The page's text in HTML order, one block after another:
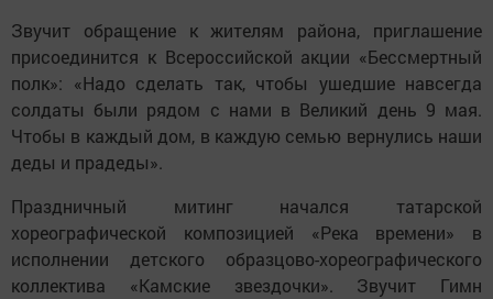
Звучит обращение к жителям района, приглашение
присоединится к Всероссийской акции «Бессмертный
полк»: «Надо сделать так, чтобы ушедшие навсегда
солдаты были рядом с нами в Великий день 9 мая.
Чтобы в каждый дом, в каждую семью вернулись наши
деды и прадеды».
Праздничный митинг начался татарской
хореографической композицией «Река времени» в
исполнении детского образцово-хореографического
коллектива «Камские звездочки». Звучит Гимн